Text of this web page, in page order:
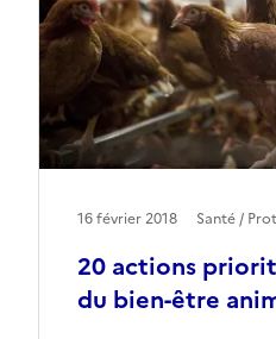
20 actions
du bien-être
16 février 2018 Santé /